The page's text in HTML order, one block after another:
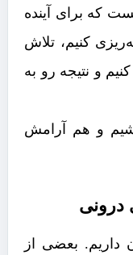
که برای آینده
کنیم، تلاش
و نتیجه رو به
و هم آرامش
درونی
داریم. بعضی از